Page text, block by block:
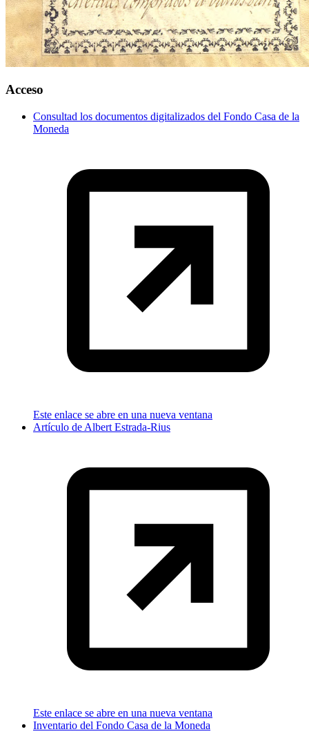
Acceso
Consultad los documentos digitalizados del Fondo Casa de la
Moneda
Este enlace se abre en una nueva ventana
Artículo de Albert Estrada-Rius
Este enlace se abre en una nueva ventana
Inventario del Fondo Casa de la Moneda